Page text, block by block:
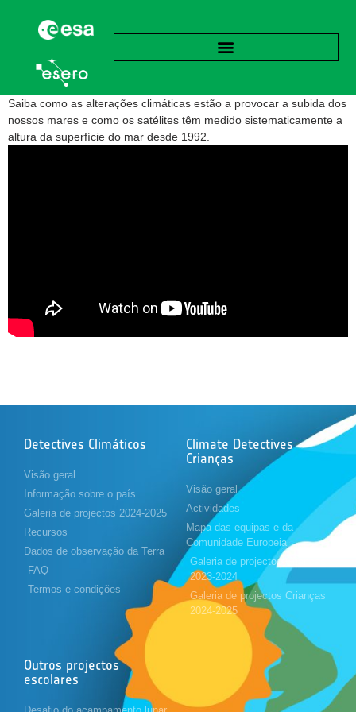
Saiba como as alterações climáticas estão a provocar a subida dos
nossos mares e como os satélites têm medido sistematicamente a
altura da superfície do mar desde 1992.
Detectives Climáticos
Visão geral
Informação sobre o país
Galeria de projectos 2024-2025
Recursos
Dados de observação da Terra
FAQ
Termos e condições
Climate Detectives
Crianças
Visão geral
Actividades
Mapa das equipas e da
Comunidade Europeia
Galeria de projectos Crianças
2023-2024
Galeria de projectos Crianças
2024-2025
Outros projectos
escolares